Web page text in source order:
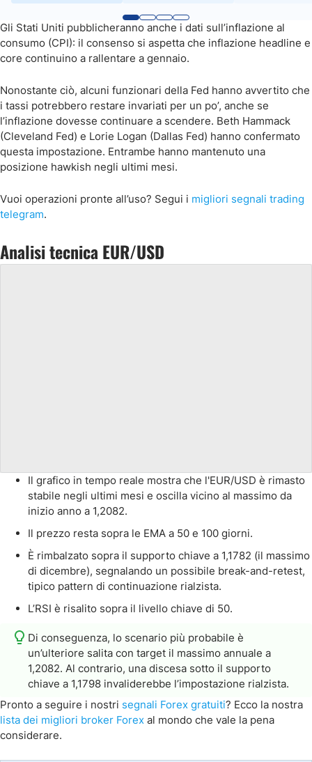
Gli Stati Uniti pubblicheranno anche i dati sull’inflazione al
consumo (CPI): il consenso si aspetta che inflazione headline e
core continuino a rallentare a gennaio.
Nonostante ciò, alcuni funzionari della Fed hanno avvertito che
i tassi potrebbero restare invariati per un po’, anche se
l’inflazione dovesse continuare a scendere. Beth Hammack
(Cleveland Fed) e Lorie Logan (Dallas Fed) hanno confermato
questa impostazione. Entrambe hanno mantenuto una
posizione hawkish negli ultimi mesi.
Vuoi operazioni pronte all’uso? Segui i migliori segnali trading
telegram.
Analisi tecnica EUR/USD
Il grafico in tempo reale mostra che l'EUR/USD è rimasto
stabile negli ultimi mesi e oscilla vicino al massimo da
inizio anno a 1,2082.
Il prezzo resta sopra le EMA a 50 e 100 giorni.
È rimbalzato sopra il supporto chiave a 1,1782 (il massimo
di dicembre), segnalando un possibile break-and-retest,
tipico pattern di continuazione rialzista.
L’RSI è risalito sopra il livello chiave di 50.
Di conseguenza, lo scenario più probabile è
un’ulteriore salita con target il massimo annuale a
1,2082. Al contrario, una discesa sotto il supporto
chiave a 1,1798 invaliderebbe l’impostazione rialzista.
Pronto a seguire i nostri segnali Forex gratuiti? Ecco la nostra
lista dei migliori broker Forex al mondo che vale la pena
considerare.